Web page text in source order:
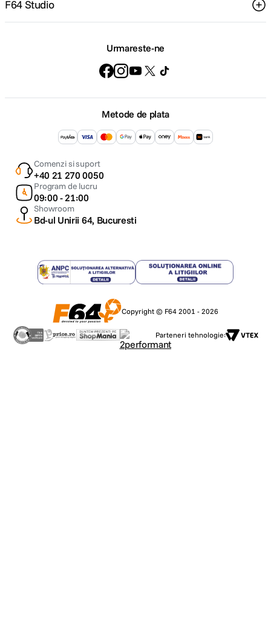
F64 Studio
Urmareste-ne
Metode de plata
Comenzi si suport
+40 21 270 0050
Program de lucru
09:00 - 21:00
Showroom
Bd-ul Unirii 64, Bucuresti
Copyright © F64 2001 - 2026
Parteneri tehnologie: